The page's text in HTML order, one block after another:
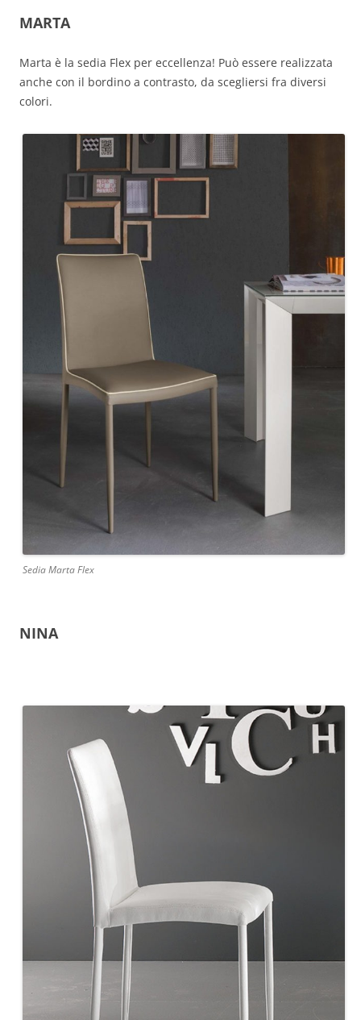
MARTA
Marta è la sedia Flex per eccellenza! Può essere realizzata
anche con il bordino a contrasto, da scegliersi fra diversi
colori.
Sedia Marta Flex
NINA